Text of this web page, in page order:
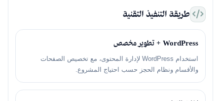
طريقة التنفيذ التقنية
WordPress + تطوير مخصص
استخدام WordPress لإدارة المحتوى، مع تخصيص الصفحات
والأقسام ونظام الحجز حسب احتياج المشروع.